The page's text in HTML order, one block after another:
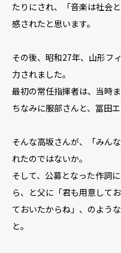
たりにされ、「音楽は社会
感されたと思います。
その後、昭和27年、山形フ
力されました。
最初の常任指揮者は、当時
ちなみに服部さんと、冨田
そんな高坂さんが、「みん
れたのではないか。
そして、公募となった作詞
ら、と父に「君も用意して
ておいたからね」、のよう
と。